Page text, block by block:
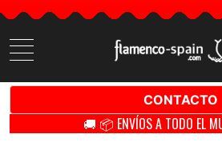
Buscar
productos
CONTACTO
🚚 📦 ENVÍOS A TODO EL